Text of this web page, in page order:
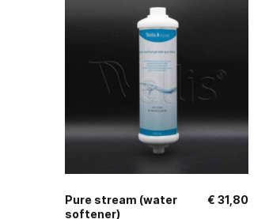
Pure stream (water
softener)
€ 31,80